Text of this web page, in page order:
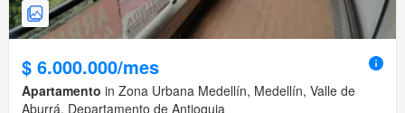
$ 6.000.000/mes
Apartamento in Zona Urbana Medellín, Medellín, Valle de
Aburrá, Departamento de Antioquia